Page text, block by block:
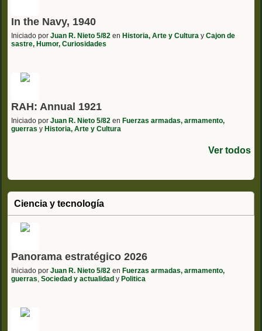
In the Navy, 1940
Iniciado por Juan R. Nieto 5/82 en Historia, Arte y Cultura y Cajon de
sastre, Humor, Curiosidades
RAH: Annual 1921
Iniciado por Juan R. Nieto 5/82 en Fuerzas armadas, armamento,
guerras y Historia, Arte y Cultura
Ver todos
Ciencia y tecnología
Panorama estratégico 2026
Iniciado por Juan R. Nieto 5/82 en Fuerzas armadas, armamento,
guerras Sociedad y actualidad y Politica